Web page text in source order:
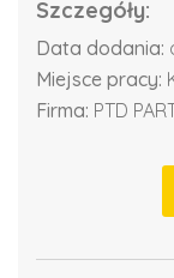
Szczegóły:
Data dodania:
Miejsce pracy:
Firma: PTD